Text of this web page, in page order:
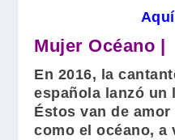
Mujer Océano |
En 2016, la
española lanzó un
Éstos van de
como el océano, a